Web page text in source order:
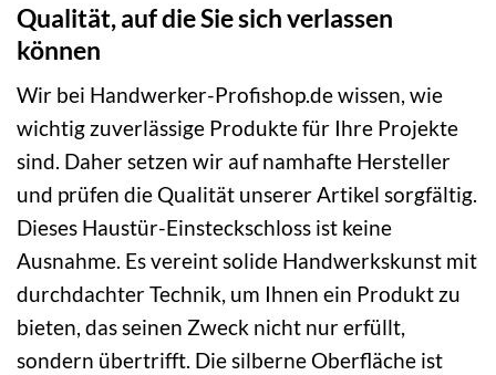
Qualität, auf die Sie sich verlassen
können
Wir bei Handwerker-Profishop.de wissen, wie
wichtig zuverlässige Produkte für Ihre Projekte
sind. Daher setzen wir auf namhafte Hersteller
und prüfen die Qualität unserer Artikel sorgfältig.
Dieses Haustür-Einsteckschloss ist keine
Ausnahme. Es vereint solide Handwerkskunst mit
durchdachter Technik, um Ihnen ein Produkt zu
bieten, das seinen Zweck nicht nur erfüllt,
sondern übertrifft. Die silberne Oberfläche ist